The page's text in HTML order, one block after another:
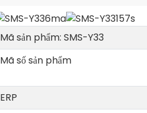
Mã sản phẩm: SMS-Y33
Mã số sản phẩm
ERP